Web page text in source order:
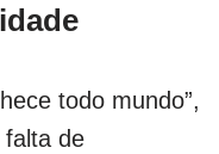
todo mundo”,
falta de